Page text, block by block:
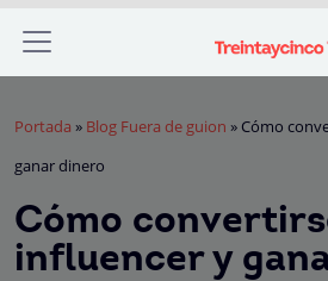
Portada » Blog Fuera de guion » Cómo
ganar dinero
Cómo
influencer y